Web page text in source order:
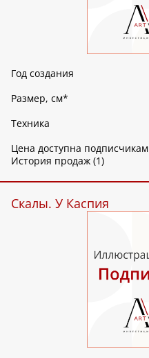
Год создания
Размер, см*
Техника
Цена доступна подписчикам
История продаж (1)
Скалы. У Каспия